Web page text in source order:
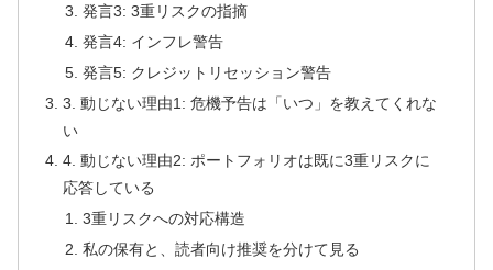
発言3: 3重リスクの指摘
発言4: インフレ警告
発言5: クレジットリセッション警告
3. 動じない理由1: 危機予告は「いつ」を教えてくれな
い
4. 動じない理由2: ポートフォリオは既に3重リスクに
応答している
3重リスクへの対応構造
私の保有と、読者向け推奨を分けて見る